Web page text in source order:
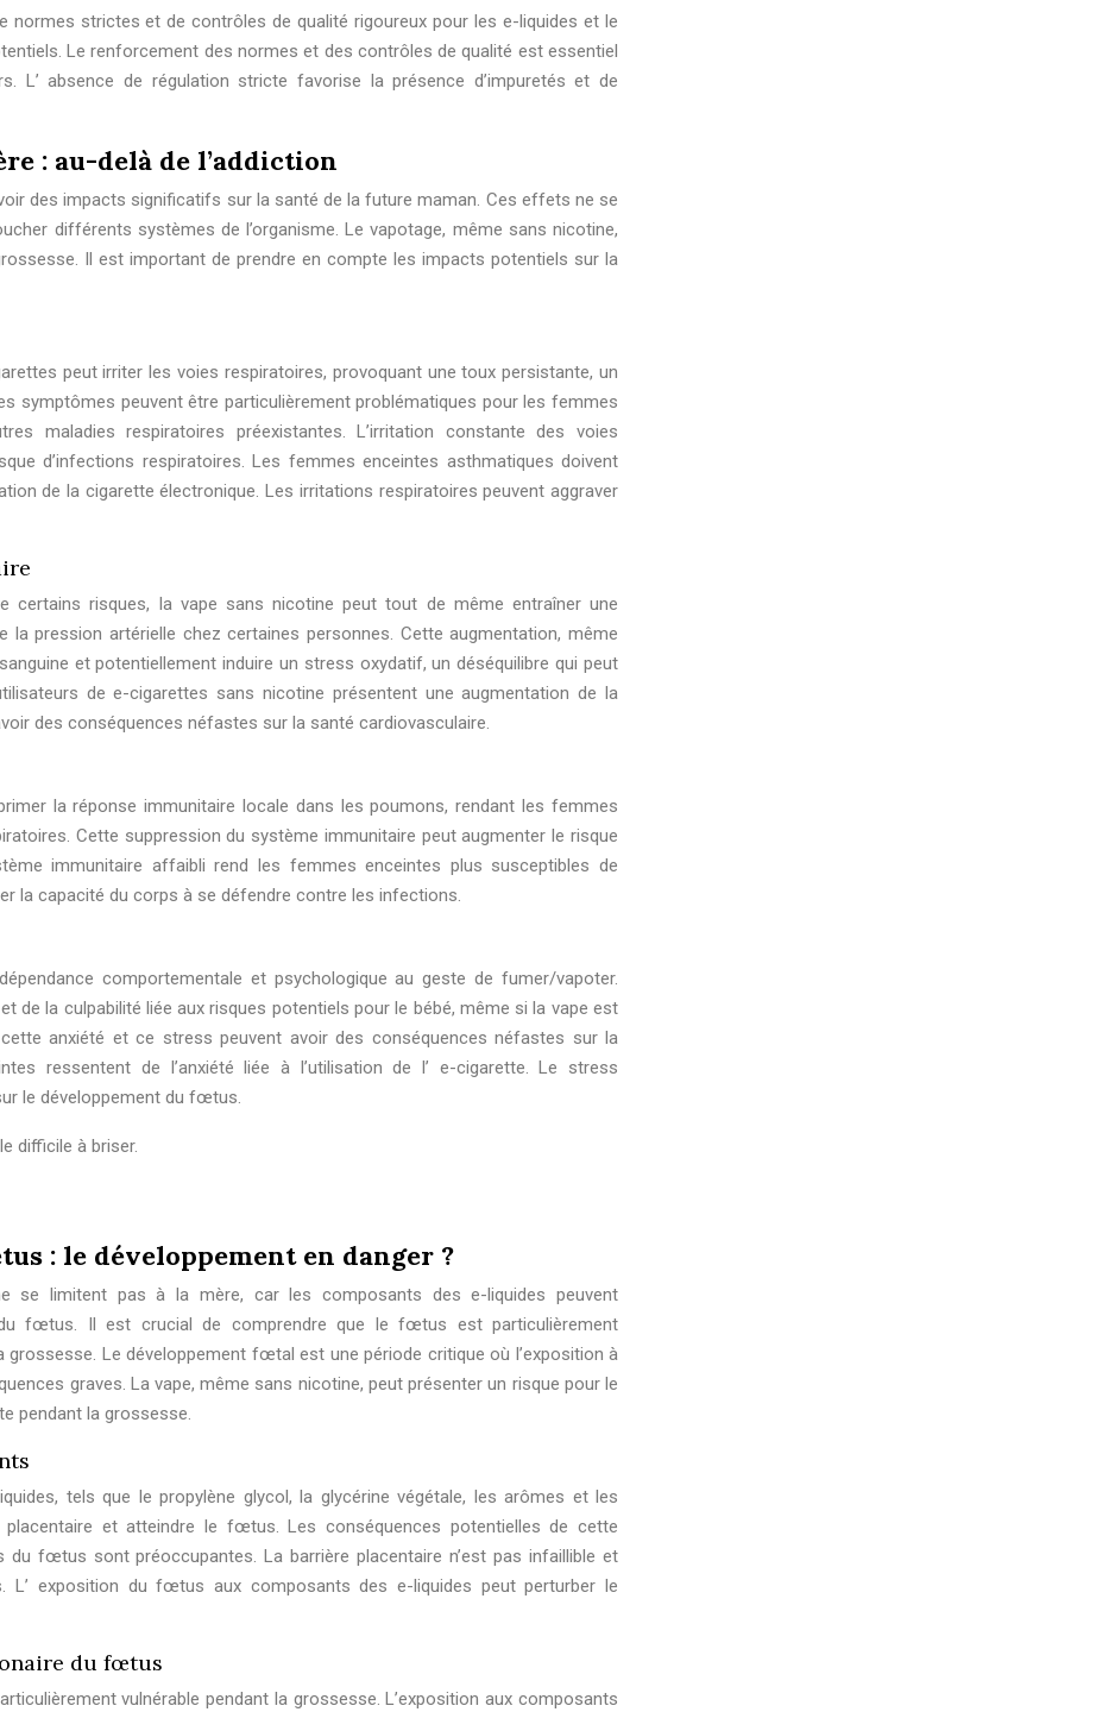
normes strictes et de contrôles de qualité rigoureux pour les e-liquides et le
Le renforcement des normes et des contrôles de qualité est essentiel
L’ absence de régulation stricte favorise la présence d’impuretés et de
: au-delà de l’addiction
des impacts significatifs sur la santé de la future maman. Ces effets ne se
différents systèmes de l’organisme. Le vapotage, même sans nicotine,
Il est important de prendre en compte les impacts potentiels sur la
peut irriter les voies respiratoires, provoquant une toux persistante, un
symptômes peuvent être particulièrement problématiques pour les femmes
maladies respiratoires préexistantes. L’irritation constante des voies
d’infections respiratoires. Les femmes enceintes asthmatiques doivent
de la cigarette électronique. Les irritations respiratoires peuvent aggraver
certains risques, la vape sans nicotine peut tout de même entraîner une
la pression artérielle chez certaines personnes. Cette augmentation, même
et potentiellement induire un stress oxydatif, un déséquilibre qui peut
de e-cigarettes sans nicotine présentent une augmentation de la
des conséquences néfastes sur la santé cardiovasculaire.
la réponse immunitaire locale dans les poumons, rendant les femmes
Cette suppression du système immunitaire peut augmenter le risque
immunitaire affaibli rend les femmes enceintes plus susceptibles de
la capacité du corps à se défendre contre les infections.
comportementale et psychologique au geste de fumer/vapoter.
de la culpabilité liée aux risques potentiels pour le bébé, même si la vape est
anxiété et ce stress peuvent avoir des conséquences néfastes sur la
ressentent de l’anxiété liée à l’utilisation de l’ e-cigarette. Le stress
le développement du fœtus.
difficile à briser.
: le développement en danger ?
se limitent pas à la mère, car les composants des e-liquides peuvent
fœtus. Il est crucial de comprendre que le fœtus est particulièrement
grossesse. Le développement fœtal est une période critique où l’exposition à
graves. La vape, même sans nicotine, peut présenter un risque pour le
pendant la grossesse.
tels que le propylène glycol, la glycérine végétale, les arômes et les
et atteindre le fœtus. Les conséquences potentielles de cette
fœtus sont préoccupantes. La barrière placentaire n’est pas infaillible et
L’ exposition du fœtus aux composants des e-liquides peut perturber le
du fœtus
vulnérable pendant la grossesse. L’exposition aux composants